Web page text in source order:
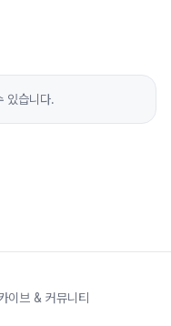
있습니다.
이브 & 커뮤니티